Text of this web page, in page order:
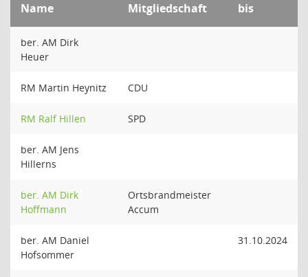
Name Mitgliedschaft bis
ber. AM Dirk
Heuer
RM Martin Heynitz CDU
RM Ralf Hillen SPD
ber. AM Jens
Hillerns
ber. AM Dirk
Hoffmann
Ortsbrandmeister
Accum
ber. AM Daniel
Hofsommer
31.10.2024